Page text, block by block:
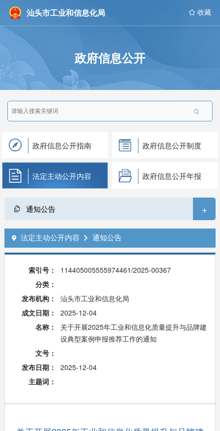
汕头市工业和信息化局  收藏
政府信息公开

政府信息公开指南 政府信息公开制度
法定主动公开内容 政府信息公开年报
通知公告 +
 法定主动公开内容  通知公告
索引号：
114405005555974461/2025-00367
分类：
发布机构：
汕头市工业和信息化局
成文日期：
2025-12-04
名称：
关于开展2025年工业和信息化质量提升与品牌建
设典型案例申报推荐工作的通知
文号：
发布日期：
2025-12-04
主题词：